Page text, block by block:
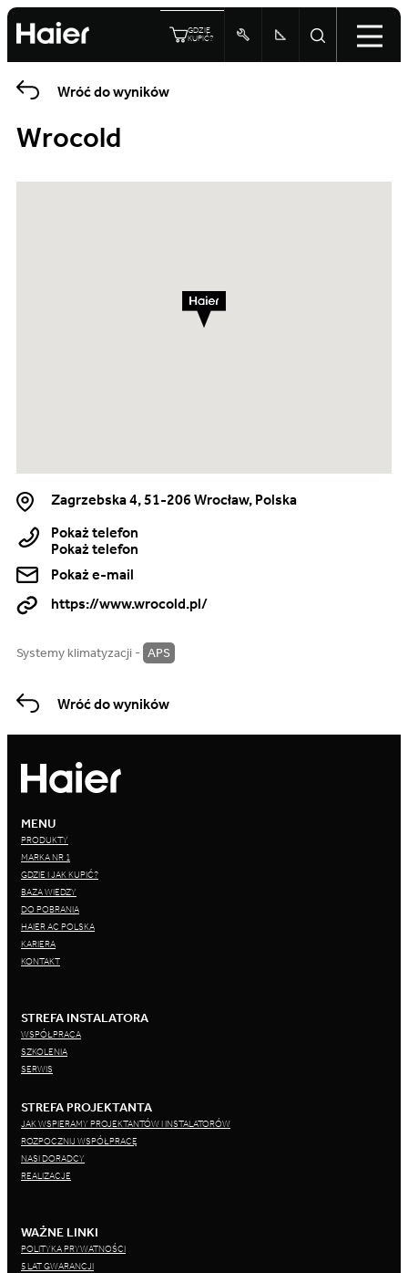
GDZIE
KUPIĆ?
Wróć do wyników
Wrocold
Zagrzebska 4, 51-206 Wrocław, Polska
Pokaż telefon
Pokaż telefon
https://www.wrocold.pl/
Pokaż e-mail
Systemy klimatyzacji - APS
Wróć do wyników
MENU
PRODUKTY
MARKA NR 1
GDZIE I JAK KUPIĆ?
BAZA WIEDZY
DO POBRANIA
HAIER AC POLSKA
KARIERA
KONTAKT
STREFA INSTALATORA
WSPÓŁPRACA
SZKOLENIA
SERWIS
STREFA PROJEKTANTA
JAK WSPIERAMY PROJEKTANTÓW I INSTALATORÓW
ROZPOCZNIJ WSPÓŁPRACĘ
NASI DORADCY
REALIZACJE
WAŻNE LINKI
POLITYKA PRYWATNOŚCI
5 LAT GWARANCJI